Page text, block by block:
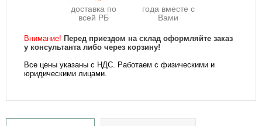
доставка по
всей РБ
года вместе с
Вами
Внимание! Перед приездом на склад оформляйте заказ
у консультанта либо через корзину!
Все цены указаны с НДС. Работаем с физическими и
юридическими лицами.